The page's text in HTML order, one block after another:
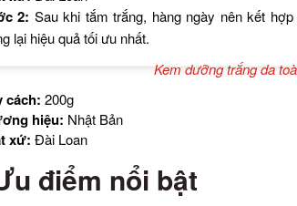
2: Sau khi tắm trắng, hàng ngày nên kết
lại hiệu quả tối ưu nhất.
Kem dưỡng trắng da
cách: 200g
hiệu: Nhật Bản
xứ: Đài Loan
điểm nổi bật